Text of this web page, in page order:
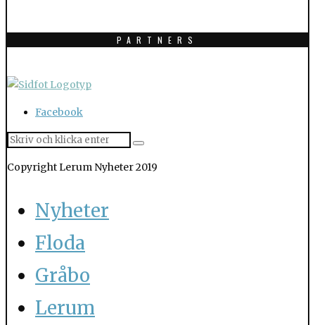
PARTNERS
Facebook
Copyright Lerum Nyheter 2019
Nyheter
Floda
Gråbo
Lerum